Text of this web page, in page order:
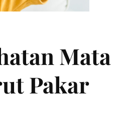
Mata
Pakar